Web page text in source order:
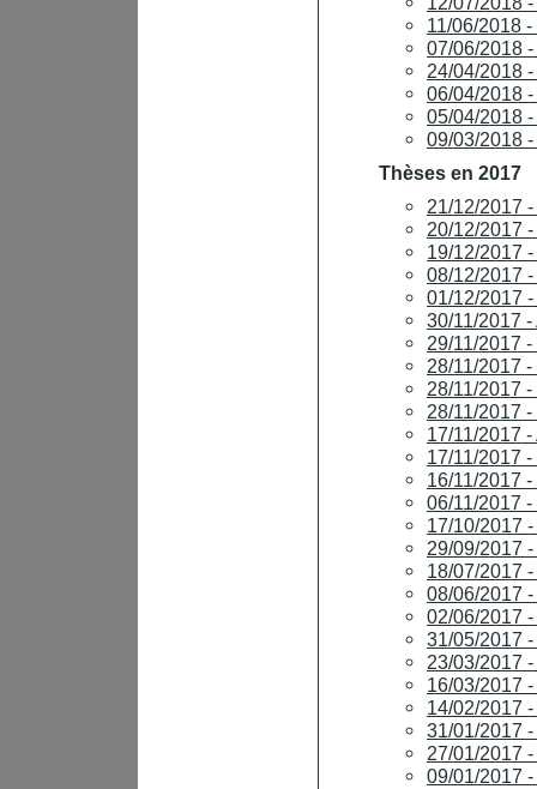
11/06/2018
07/06/2018
24/04/2018
06/04/2018
05/04/2018
09/03/2018
Thèses en 2017
21/12/2017
20/12/2017
19/12/2017
08/12/2017
01/12/2017
30/11/2017
29/11/2017
28/11/2017
28/11/2017
28/11/2017
17/11/2017
17/11/2017
16/11/2017
06/11/2017
17/10/2017
29/09/2017
18/07/2017
08/06/2017
02/06/2017
31/05/2017
23/03/2017
16/03/2017
14/02/2017
31/01/2017
27/01/2017
09/01/2017